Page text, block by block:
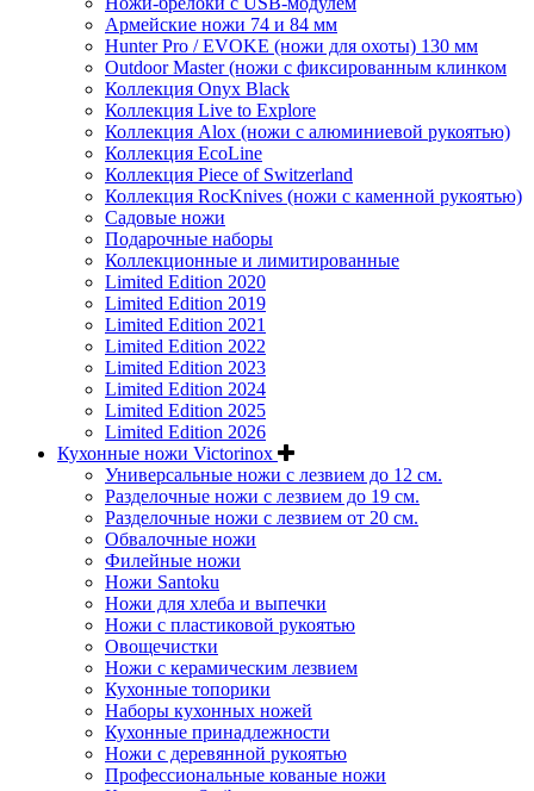
Армейские ножи 74 и 84 мм
Hunter Pro / EVOKE (ножи для охоты) 130 мм
Outdoor Master (ножи с фиксированным клинком
Коллекция Onyx Black
Коллекция Live to Explore
Коллекция Alox (ножи с алюминиевой рукоятью)
Коллекция EcoLine
Коллекция Piece of Switzerland
Коллекция RocKnives (ножи с каменной рукоятью)
Садовые ножи
Подарочные наборы
Коллекционные и лимитированные
Limited Edition 2020
Limited Edition 2019
Limited Edition 2021
Limited Edition 2022
Limited Edition 2023
Limited Edition 2024
Limited Edition 2025
Limited Edition 2026
Кухонные ножи Victorinox
Универсальные ножи с лезвием до 12 см.
Разделочные ножи с лезвием до 19 см.
Разделочные ножи с лезвием от 20 см.
Обвалочные ножи
Филейные ножи
Ножи Santoku
Ножи для хлеба и выпечки
Ножи с пластиковой рукоятью
Овощечистки
Ножи с керамическим лезвием
Кухонные топорики
Наборы кухонных ножей
Кухонные принадлежности
Ножи с деревянной рукоятью
Профессиональные кованые ножи